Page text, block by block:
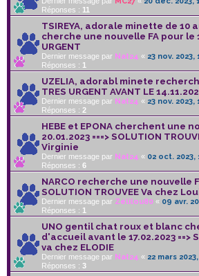
Réponses : 11
TSIREYA, adorale minette de 10
cherche une nouvelle FA pour le
URGENT
Dernier message par Nat24 « 23 nov. 2023,
Réponses : 1
UZELIA, adorabl minete
TRES URGENT AVANT LE
Dernier message par Nat24 « 23 nov. 2023,
Réponses : 2
HEBE et EPONA cherchent une
20.01.2023 ===> SOLUTION
Virginie
Dernier message par Nat24 « 02 oct. 2023,
Réponses : 6
NARCO recherche une nouvelle
SOLUTION TROUVEE Va chez
Dernier message par Zélilou80 « 09 avr.
Réponses : 1
UNO gentil chat roux et blanc
d'accueil avant le 17.02.2023 ==>
va chez ELODIE
Dernier message par Nat24 « 22 mars
Réponses : 3